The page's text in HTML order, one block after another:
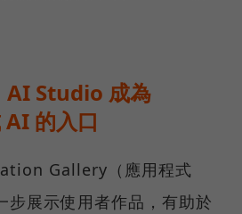
AI Studio 成為
的入口
Gallery（應用程式
步展示使用者作品，有助於